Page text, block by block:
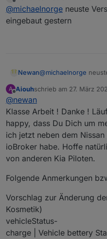
Batterie
Offline
@michaelnorge neuste
eingebaut gestern
Newan@michaelnorge
A Aiouhschrieb am 27. März
zuletzt editiert von Aiouh
@newan
Klasse Arbeit ! Danke !
happy, dass Du Dich um
ich jetzt neben dem
ioBroker habe. Hoffe
von anderen Kia Piloten.
Folgende Anmerkungen
Vorschlag zur Änderung
Kosmetik)
vehicleStatus-
charge | Vehicle bettery